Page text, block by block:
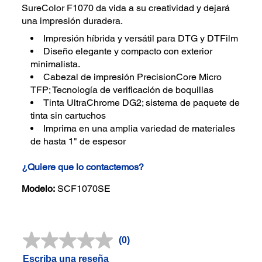
SureColor F1070 da vida a su creatividad y dejará
una impresión duradera.
Impresión híbrida y versátil para DTG y DTFilm
Diseño elegante y compacto con exterior
minimalista.
Cabezal de impresión PrecisionCore Micro
TFP; Tecnología de verificación de boquillas
Tinta UltraChrome DG2; sistema de paquete de
tinta sin cartuchos
Imprima en una amplia variedad de materiales
de hasta 1" de espesor
¿Quiere que lo contactemos?
Modelo: SCF1070SE
Sin
(0)
Escriba una reseña